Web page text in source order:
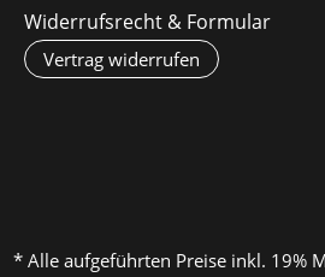
Widerrufsrecht & Formular
Vertrag widerrufen
* Alle aufgeführten Preise inkl. 19%